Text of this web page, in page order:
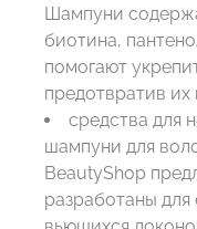
Шампуни
биотина,
помогают
предотвратив их
средства для
шампуни для
BeautyShop
разработаны